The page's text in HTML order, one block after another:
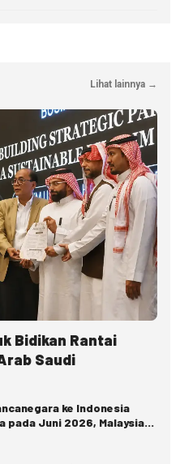
Lihat lainnya →
Bidikan Rantai
Saudi
ke Indonesia
pada Juni 2026, Malaysia